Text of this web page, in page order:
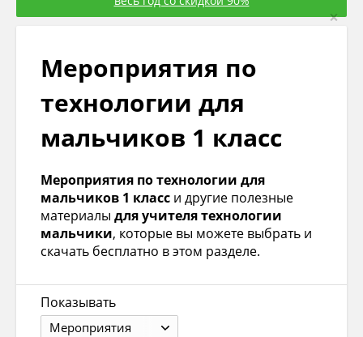
×
Мероприятия по
технологии для
мальчиков 1 класс
Мероприятия по технологии для
мальчиков 1 класс и другие полезные
материалы для учителя технологии
мальчики, которые вы можете выбрать и
скачать бесплатно в этом разделе.
Показывать
Мероприятия